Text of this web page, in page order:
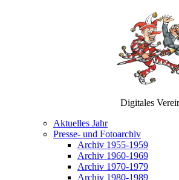
Digitales
Aktuelles Jahr
Presse- und Fotoarchiv
Archiv 1955-1959
Archiv 1960-1969
Archiv 1970-1979
Archiv 1980-1989